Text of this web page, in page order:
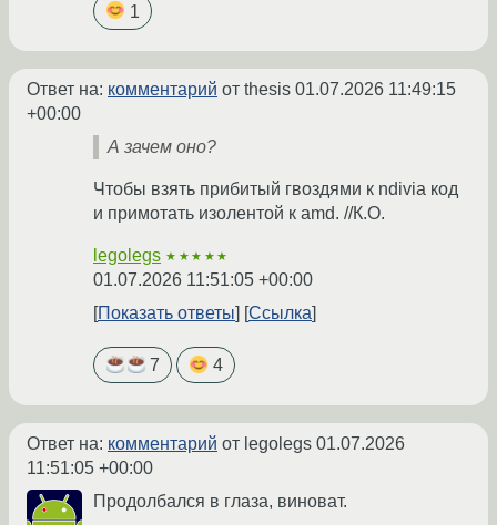
1
Ответ на: комментарий от thesis 01.07.2026 11:49:15
+00:00
А зачем оно?
Чтобы взять прибитый гвоздями к ndivia код
и примотать изолентой к amd. //К.О.
legolegs ★★★★★
01.07.2026 11:51:05 +00:00
Показать ответы
Ссылка
7 4
Ответ на: комментарий от legolegs 01.07.2026
11:51:05 +00:00
Продолбался в глаза, виноват.